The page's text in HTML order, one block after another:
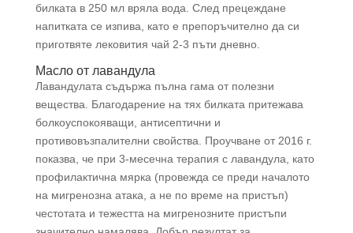
билката в 250 мл вряла вода. След прецеждане
напитката се изпива, като е препоръчително да си
приготвяте лековития чай 2-3 пъти дневно.
Масло от лавандула
Лавандулата съдържа пълна гама от полезни
вещества. Благодарение на тях билката притежава
болкоуспокояващи, антисептични и
противовъзпалителни свойства. Проучване от 2016 г.
показва, че при 3-месечна терапия с лавандула, като
профилактична мярка (провежда се преди началото
на мигренозна атака, а не по време на пристъп)
честотата и тежестта на мигренозните пристъпи